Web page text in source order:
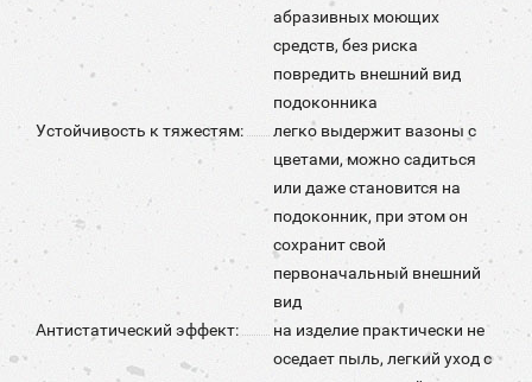
абразивных моющих
средств, без риска
повредить внешний вид
подоконника
Устойчивость к тяжестям:
легко выдержит вазоны с
цветами, можно садиться
или даже становится на
подоконник, при этом он
сохранит свой
первоначальный внешний
вид
Антистатический эффект:
на изделие практически не
оседает пыль, легкий уход с